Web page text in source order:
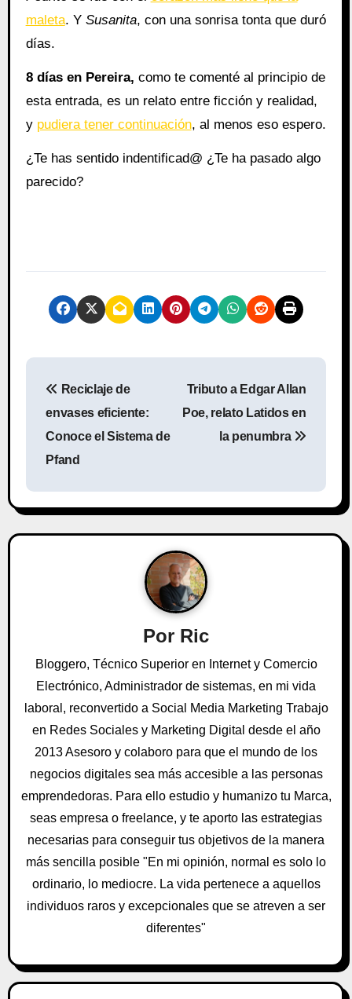
maleta. Y Susanita, con una sonrisa tonta que duró
días.
8 días en Pereira, como te comenté al principio de
esta entrada, es un relato entre ficción y realidad,
y pudiera tener continuación, al menos eso espero.
¿Te has sentido indentificad@ ¿Te ha pasado algo
parecido?
g
a
n
d
e
e
n
t
r
a
d
s
Reciclaje de
envases eficiente:
Conoce el Sistema de
Pfand
Tributo a Edgar Allan
Poe, relato Latidos en
la penumbra
Por Ric
Bloggero, Técnico Superior en Internet y Comercio
Electrónico, Administrador de sistemas, en mi vida
laboral, reconvertido a Social Media Marketing Trabajo
en Redes Sociales y Marketing Digital desde el año
2013 Asesoro y colaboro para que el mundo de los
negocios digitales sea más accesible a las personas
emprendedoras. Para ello estudio y humanizo tu Marca,
seas empresa o freelance, y te aporto las estrategias
necesarias para conseguir tus objetivos de la manera
más sencilla posible "En mi opinión, normal es solo lo
ordinario, lo mediocre. La vida pertenece a aquellos
individuos raros y excepcionales que se atreven a ser
diferentes"